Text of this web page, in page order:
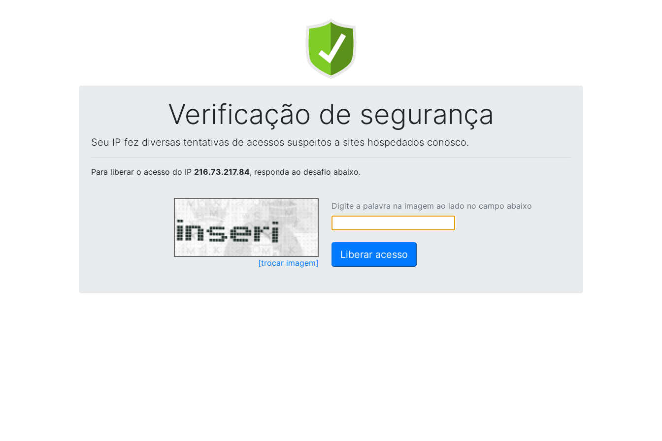
Verificação de segurança
Seu IP fez diversas tentativas de acessos suspeitos a sites hospedados conosco.
Para liberar o acesso do IP 216.73.217.84, responda ao desafio abaixo.
[trocar imagem]
Digite a palavra na imagem ao lado no campo abaixo